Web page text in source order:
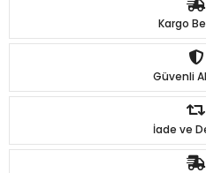
Kargo
Güvenli
İade ve